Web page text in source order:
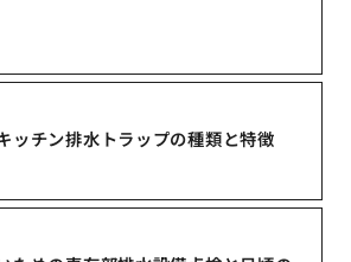
ッチン排水トラップの種類と特徴